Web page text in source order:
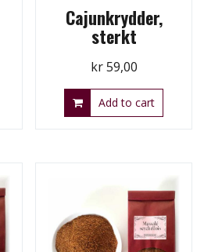
Cajunkrydder,
sterkt
kr59,00
Add to cart